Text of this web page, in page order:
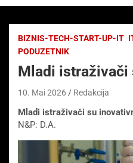
BIZNIS-TECH-START-UP-IT
PODUZETNIK
Mladi
10. Mai 2026 Redakcija
Mladi istraživači su
N&P: D.A.